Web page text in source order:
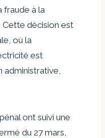
fraude à la
décision est
où la
est
ont suivi une
du 27 mars,